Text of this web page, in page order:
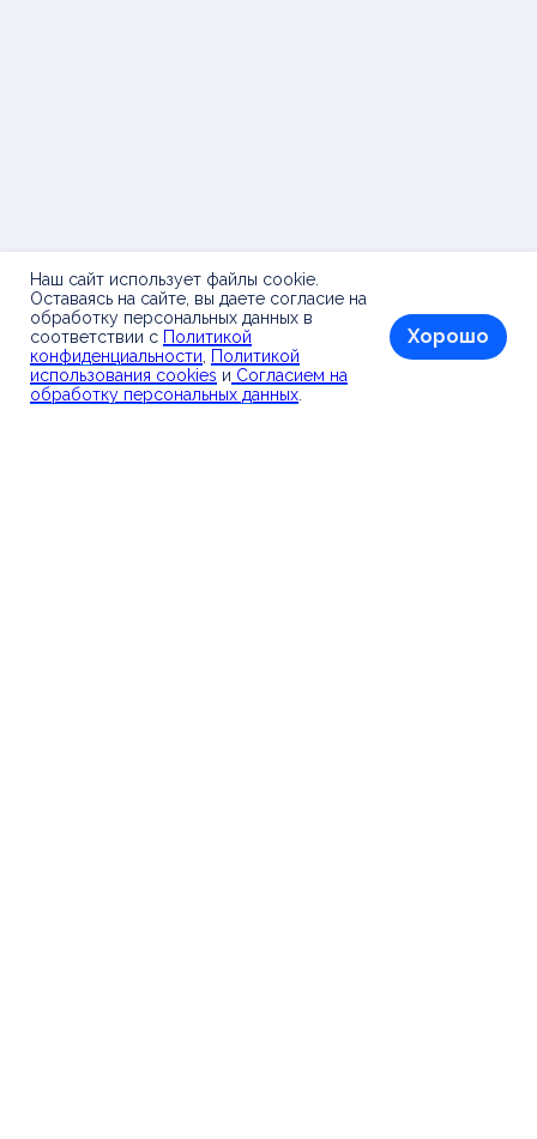
Наш сайт использует файлы cookie.
Оставаясь на сайте, вы даете согласие на
обработку персональных данных в
соответствии с Политикой
конфиденциальности
Политикой
использования cookies и Согласием на
обработку персональных данных
Хорошо